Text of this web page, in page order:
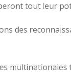
tout leur
des
multinationales